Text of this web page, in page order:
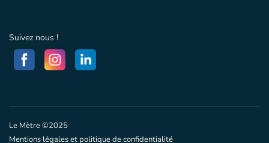
Suivez nous !
Le Mètre ©2025
Mentions légales et politique de confidentialité